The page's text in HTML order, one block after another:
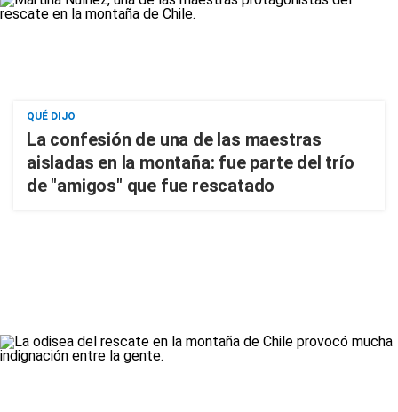
QUÉ DIJO
La confesión de una de las maestras
aisladas en la montaña: fue parte del trío
de "amigos" que fue rescatado